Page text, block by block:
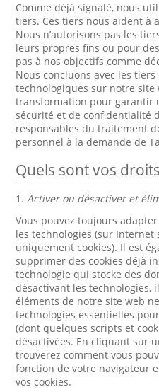
Comme déjà signalé, nous
tiers. Ces tiers nous aident à
Nous n’autorisons pas les
leurs propres fins ou pour
pas à nos objectifs comme
Nous concluons avec les
technologiques sur notre site
transformation pour garantir
sécurité et de confidentialité
responsables du traitement
personnel à la demande de
Quels sont vos
1.Activer ou désactiver et
Vous pouvez toujours
les technologies (sur Internet
uniquement cookies). Il est
supprimer des cookies déjà
technologie qui stocke des
désactivant les technologies,
éléments de notre site web
technologies essentielles
(dont quelques scripts et
désactivées. En cliquant sur
trouverez comment vous
fonction de votre navigateur
vos cookies.